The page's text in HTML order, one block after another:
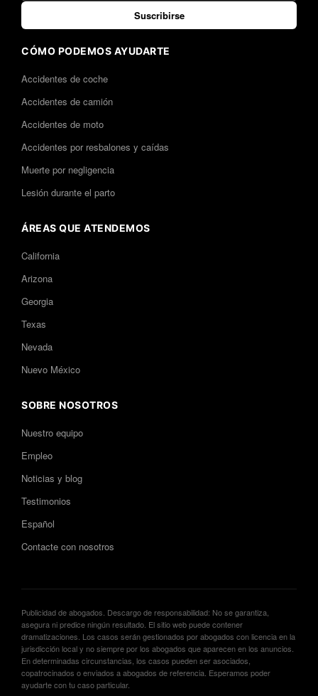
Suscribirse
CÓMO PODEMOS AYUDARTE
Accidentes de coche
Accidentes de camión
Accidentes de moto
Accidentes por resbalones y caídas
Muerte por negligencia
Lesión durante el parto
ÁREAS QUE ATENDEMOS
California
Arizona
Georgia
Texas
Nevada
Nuevo México
SOBRE NOSOTROS
Nuestro equipo
Empleo
Noticias y blog
Testimonios
Español
Contacte con nosotros
Publicidad de abogados. Descargo de responsabilidad: No se garantiza,
asegura ni predice ningún resultado. El sitio web puede contener
dramatizaciones. Los casos serán gestionados por abogados con licencia en la
jurisdicción local y no siempre por los abogados que aparecen en los anuncios.
En determinadas circunstancias, los casos pueden ser asociados,
copatrocinados o enviados a abogados de referencia. Esperamos poder
ayudarte con tu caso particular.